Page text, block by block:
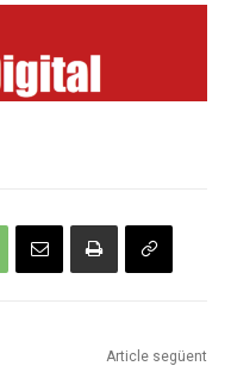
Article següent